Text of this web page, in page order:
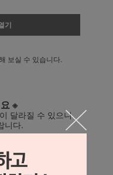
기
보실 수 있습니다.
※
달라질 수 있으니
니다.